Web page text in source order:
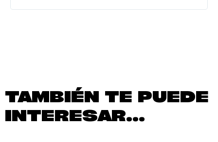
TAMBIÉN TE PUEDE
INTERESAR...